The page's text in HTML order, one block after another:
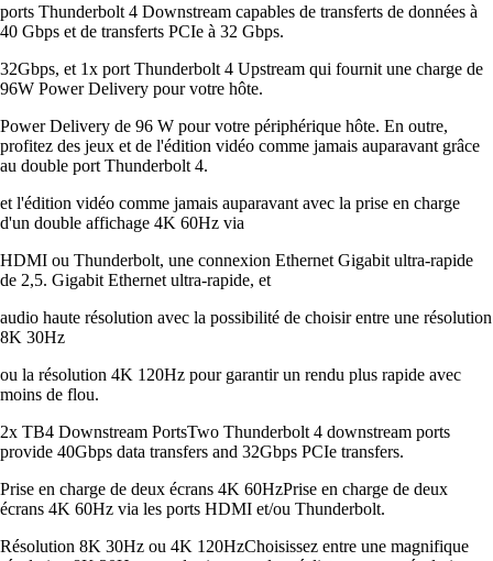
ports Thunderbolt 4 Downstream capables de transferts de données à
40 Gbps et de transferts PCIe à 32 Gbps.
32Gbps, et 1x port Thunderbolt 4 Upstream qui fournit une charge de
96W Power Delivery pour votre hôte.
Power Delivery de 96 W pour votre périphérique hôte. En outre,
profitez des jeux et de l'édition vidéo comme jamais auparavant grâce
au double port Thunderbolt 4.
et l'édition vidéo comme jamais auparavant avec la prise en charge
d'un double affichage 4K 60Hz via
HDMI ou Thunderbolt, une connexion Ethernet Gigabit ultra-rapide
de 2,5. Gigabit Ethernet ultra-rapide, et
audio haute résolution avec la possibilité de choisir entre une résolution
8K 30Hz
ou la résolution 4K 120Hz pour garantir un rendu plus rapide avec
moins de flou.
2x TB4 Downstream PortsTwo Thunderbolt 4 downstream ports
provide 40Gbps data transfers and 32Gbps PCIe transfers.
Prise en charge de deux écrans 4K 60HzPrise en charge de deux
écrans 4K 60Hz via les ports HDMI et/ou Thunderbolt.
Résolution 8K 30Hz ou 4K 120HzChoisissez entre une magnifique